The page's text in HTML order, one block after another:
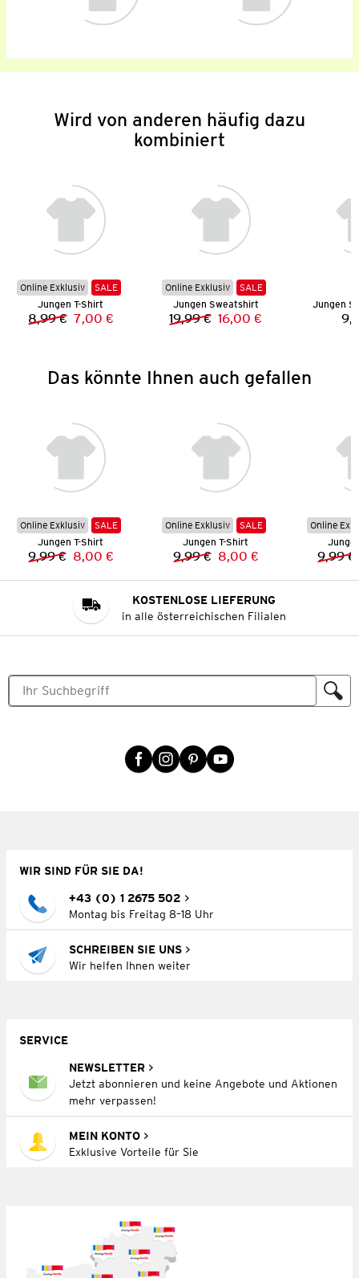
Wird von anderen häufig dazu
kombiniert
Online Exklusiv
SALE
Jungen T-Shirt
Vorheriger Preis:
8,99 € Neuer Preis:
7,00 €
Online Exklusiv
SALE
Jungen Sweatshirt
Vorheriger Preis:
19,99 € Neuer Preis:
16,00 €
Jungen
Das könnte Ihnen auch gefallen
Online Exklusiv
SALE
Jungen T-Shirt
Vorheriger Preis:
9,99 € Neuer Preis:
8,00 €
Online Exklusiv
SALE
Jungen T-Shirt
Vorheriger Preis:
9,99 € Neuer Preis:
8,00 €
Online
9,99 €
KOSTENLOSE LIEFERUNG
in alle österreichischen Filialen
WIR SIND FÜR SIE DA!
+43 (0) 1 2675 502
Montag bis Freitag 8–18 Uhr
SCHREIBEN SIE UNS
Wir helfen Ihnen weiter
SERVICE
NEWSLETTER
Jetzt abonnieren und keine Angebote und Aktionen
mehr verpassen!
MEIN KONTO
Exklusive Vorteile für Sie